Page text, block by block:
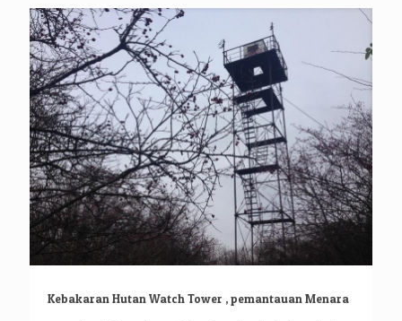
Kebakaran Hutan Watch Tower , pemantauan Menara